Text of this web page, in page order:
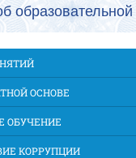
образовательной
ОСНОВЕ
ОБУЧЕНИЕ
КОРРУПЦИИ